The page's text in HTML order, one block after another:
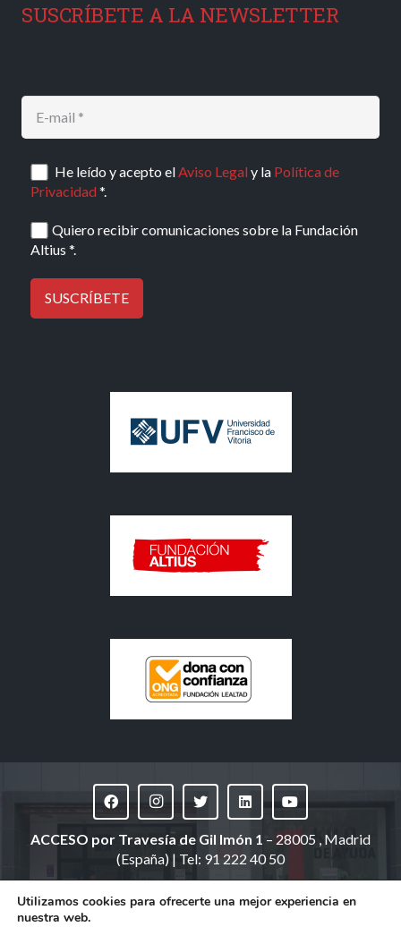
SUSCRÍBETE A LA NEWSLETTER
He leído y acepto elAviso Legaly la Política de
Privacidad*.
Quiero recibir comunicaciones sobre la Fundación
Altius *.
ACCESO por Travesía de Gil Imón 1 – 28005 , Madrid
(España) | Tel: 91 222 40 50
(domicilio social: Ronda de Segovia, 34 | Madrid)
©Fundación Altius España
Utilizamos cookies para ofrecerte una mejor experiencia en
nuestra web.